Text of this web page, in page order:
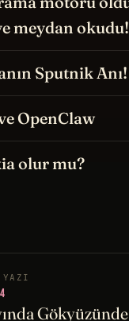
meydan okudu!
Sputnik
OpenClaw
olur mu?